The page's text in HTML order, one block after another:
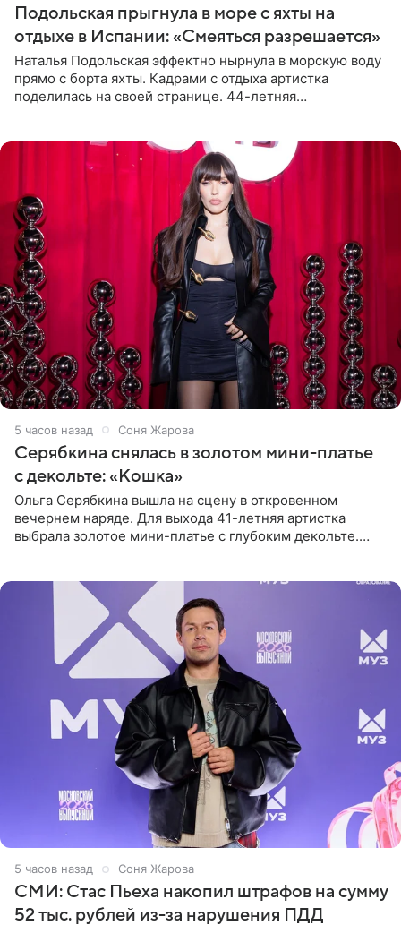
Подольская прыгнула в море с яхты на
отдыхе в Испании: «Смеяться разрешается»
Наталья Подольская эффектно нырнула в морскую воду
прямо с борта яхты. Кадрами с отдыха артистка
поделилась на своей странице. 44-летняя
5 часов назад Соня Жарова
Серябкина снялась в золотом мини-платье
с декольте: «Кошка»
Ольга Серябкина вышла на сцену в откровенном
вечернем наряде. Для выхода 41-летняя артистка
выбрала золотое мини-платье с глубоким декольте.
5 часов назад Соня Жарова
СМИ: Стас Пьеха накопил штрафов на сумму
52 тыс. рублей из-за нарушения ПДД